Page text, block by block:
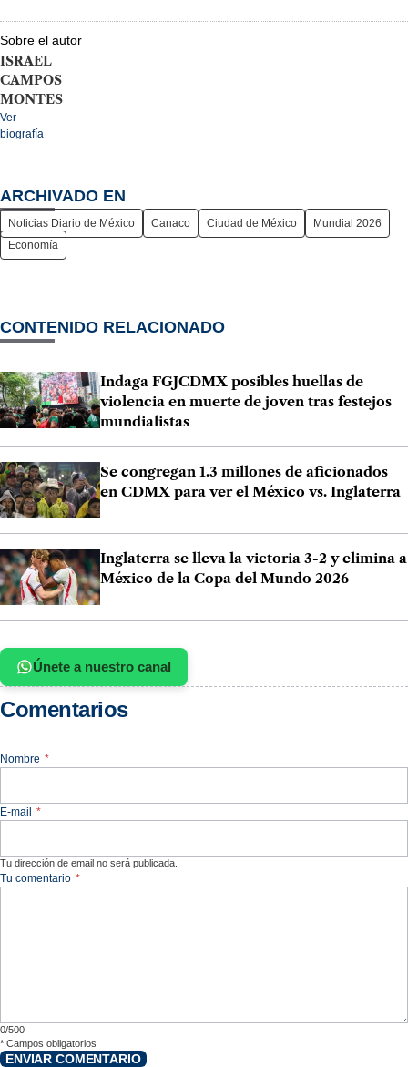
Sobre el autor
ISRAEL
CAMPOS
MONTES
Ver
biografía
ARCHIVADO EN
Noticias Diario de México Canaco Ciudad de México
Mundial 2026
Economía
CONTENIDO RELACIONADO
Indaga FGJCDMX posibles huellas de
violencia en muerte de joven tras festejos
mundialistas
Se congregan 1.3 millones de aficionados
en CDMX para ver el México vs. Inglaterra
Inglaterra se lleva la victoria 3-2 y elimina a
México de la Copa del Mundo 2026
Únete a nuestro canal
Comentarios
Nombre *
E-mail *
Tu dirección de email no será publicada.
Tu comentario *
0/500
* Campos obligatorios
ENVIAR COMENTARIO